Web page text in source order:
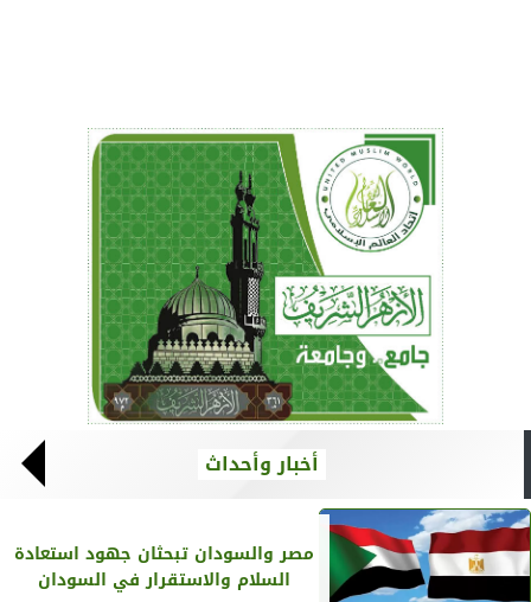
أخبار وأحداث
مصر والسودان تبحثان جهود استعادة
السلام والاستقرار في السودان